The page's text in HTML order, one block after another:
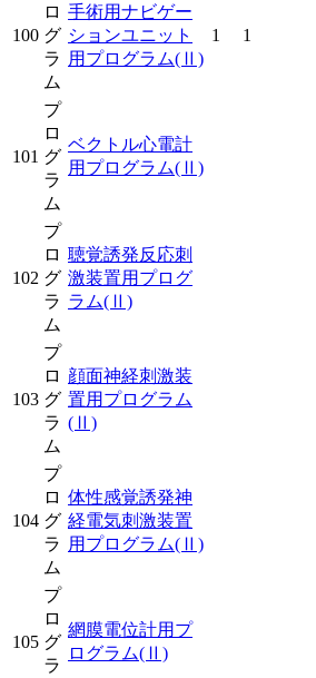
100
ロ
グ
ラ
ム
手術用ナビゲー
ションユニット
用プログラム(Ⅱ)
1 1
101
プ
ロ
グ
ラ
ム
ベクトル心電計
用プログラム(Ⅱ)
102
プ
ロ
グ
ラ
ム
聴覚誘発反応刺
激装置用プログ
ラム(Ⅱ)
103
プ
ロ
グ
ラ
ム
顔面神経刺激装
置用プログラム
(Ⅱ)
104
プ
ロ
グ
ラ
ム
体性感覚誘発神
経電気刺激装置
用プログラム(Ⅱ)
105
プ
ロ
グ
ラ
網膜電位計用プ
ログラム(Ⅱ)